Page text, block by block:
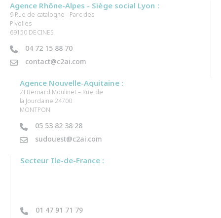
Agence Rhône-Alpes - Siège social Lyon :
9 Rue de catalogne - Parc des
Pivolles
69150 DECINES
04 72 15 88 70
contact@c2ai.com
Agence Nouvelle-Aquitaine :
ZI Bernard Moulinet – Rue de
la Jourdaine 24700
MONTPON
05 53 82 38 28
sudouest@c2ai.com
Secteur Ile-de-France :
01 47 91 71 79